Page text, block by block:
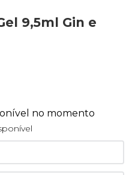
9,5ml Gin e
no momento